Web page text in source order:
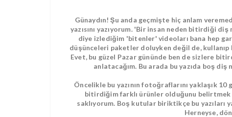
Günaydın! Şu anda geçmişte hiç anlam
yazısını yazıyorum. 'Bir insan neden bitirdiği
diye izlediğim 'bitenler' videoları bana hep
düşünceleri paketler doluyken değil de,
Evet, bu güzel Pazar gününde ben de sizlere
anlatacağım. Bu arada bu yazıda boş
Öncelikle bu yazının fotoğraflarını yaklaşık
bitirdiğim farklı ürünler olduğunu belirtmek
saklıyorum. Boş kutular biriktikçe bu yazıları
Herneyse,